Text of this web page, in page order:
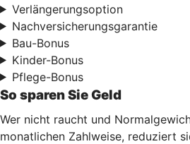
Verlängerungsoption
Nachversicherungsgarantie
Bau-Bonus
Kinder-Bonus
Pflege-Bonus
So sparen Sie Geld
Wer nicht raucht und
monatlichen Zahlweise, reduziert